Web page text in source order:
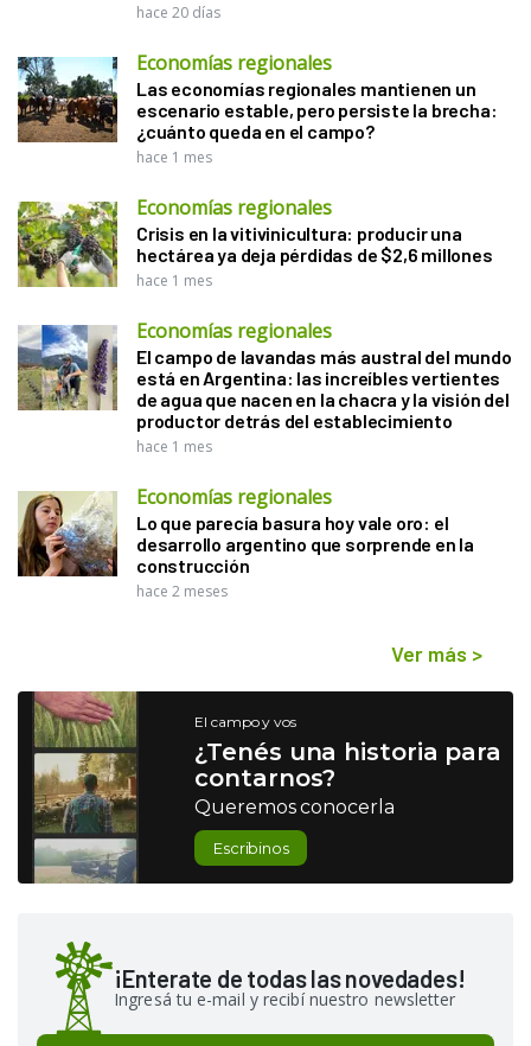
hace 20 días
Economías regionales
Las economías regionales mantienen un
escenario estable, pero persiste la brecha:
¿cuánto queda en el campo?
hace 1 mes
Economías regionales
Crisis en la vitivinicultura: producir una
hectárea ya deja pérdidas de $2,6 millones
hace 1 mes
Economías regionales
El campo de lavandas más austral del mundo
está en Argentina: las increíbles vertientes
de agua que nacen en la chacra y la visión del
productor detrás del establecimiento
hace 1 mes
Economías regionales
Lo que parecía basura hoy vale oro: el
desarrollo argentino que sorprende en la
construcción
hace 2 meses
Ver más >
El campo y vos
¿Tenés una historia para
contarnos?
Queremos conocerla
Escribinos
¡Enterate de todas las novedades!
Ingresá tu e-mail y recibí nuestro newsletter